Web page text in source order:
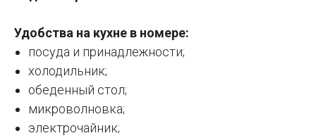
Удобства на кухне в номере:
посуда и принадлежности;
холодильник;
обеденный стол;
микроволновка;
электрочайник;